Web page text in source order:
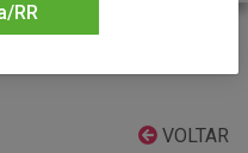
VOLTAR
RR